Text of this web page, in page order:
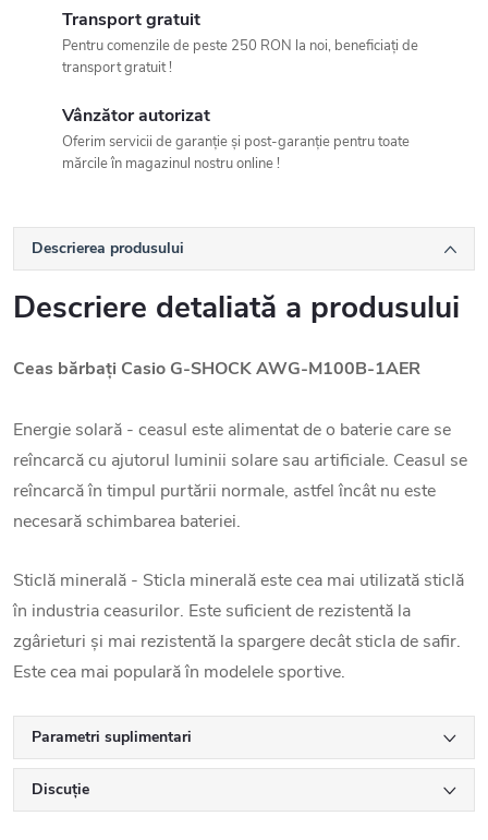
Transport gratuit
Pentru comenzile de peste 250 RON la noi, beneficiați de
transport gratuit !
Vânzător autorizat
Oferim servicii de garanție și post-garanție pentru toate
mărcile în magazinul nostru online !
Descrierea produsului
Descriere detaliată a produsului
Ceas bărbați Casio G-SHOCK AWG-M100B-1AER
Energie solară - ceasul este alimentat de o baterie care se
reîncarcă cu ajutorul luminii solare sau artificiale. Ceasul se
reîncarcă în timpul purtării normale, astfel încât nu este
necesară schimbarea bateriei.
Sticlă minerală - Sticla minerală este cea mai utilizată sticlă
în industria ceasurilor. Este suficient de rezistentă la
zgârieturi și mai rezistentă la spargere decât sticla de safir.
Este cea mai populară în modelele sportive.
Parametri suplimentari
Discuţie